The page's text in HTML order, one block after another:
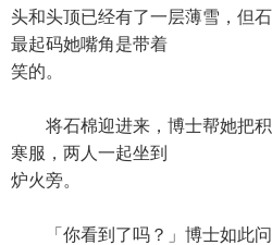
头和头顶已经有了一层薄雪，但
最起码她嘴角是带着
笑的。
将石棉迎进来，博士帮她把积
寒服，两人一起坐到
炉火旁。
「你看到了吗？」博士如此问